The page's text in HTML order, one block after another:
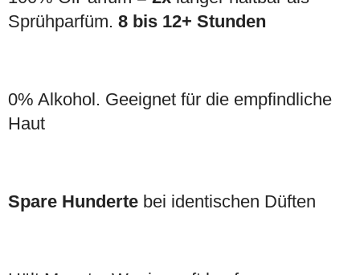
Sprühparfüm. 8 bis 12+ Stunden
0% Alkohol. Geeignet für die empfindliche
Haut
Spare Hunderte bei identischen Düften